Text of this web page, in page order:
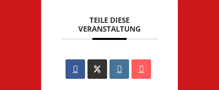
TEILE DIESE
VERANSTALTUNG